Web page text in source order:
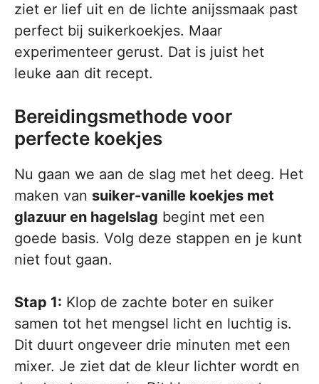
ziet er lief uit en de lichte anijssmaak past
perfect bij suikerkoekjes. Maar
experimenteer gerust. Dat is juist het
leuke aan dit recept.
Bereidingsmethode voor
perfecte koekjes
Nu gaan we aan de slag met het deeg. Het
maken van suiker-vanille koekjes met
glazuur en hagelslag begint met een
goede basis. Volg deze stappen en je kunt
niet fout gaan.
Stap 1: Klop de zachte boter en suiker
samen tot het mengsel licht en luchtig is.
Dit duurt ongeveer drie minuten met een
mixer. Je ziet dat de kleur lichter wordt en